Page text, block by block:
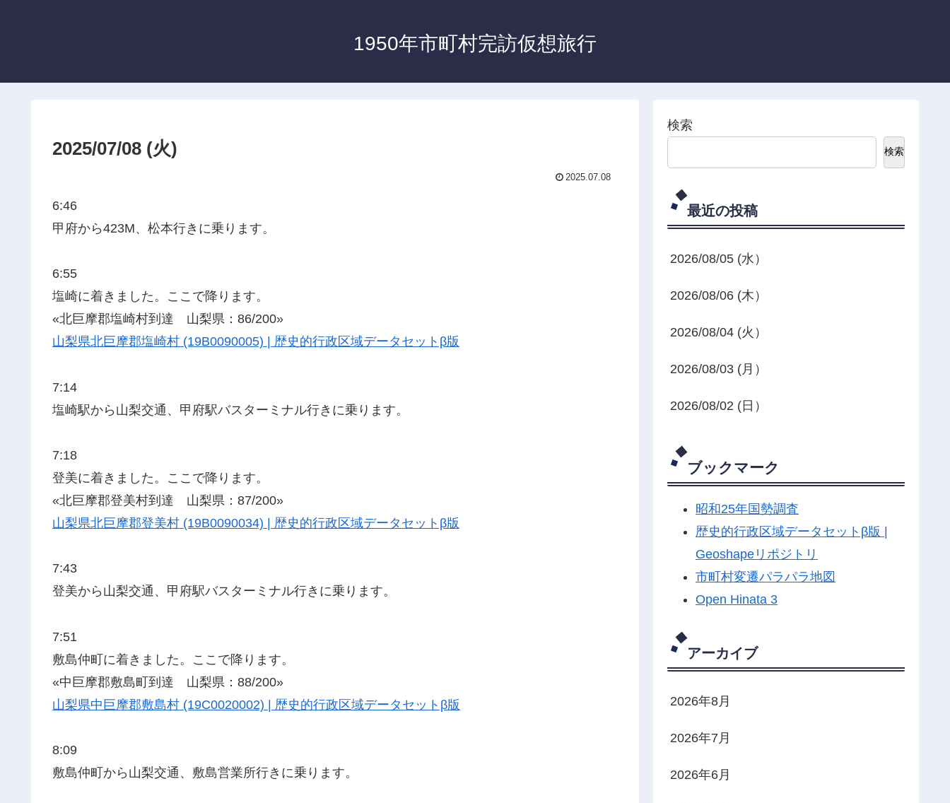
1950年市町村完訪仮想旅行
2025/07/08 (火)
2025.07.08
6:46
甲府から423M、松本行きに乗ります。
6:55
塩崎に着きました。ここで降ります。
«北巨摩郡塩崎村到達 山梨県：86/200»
山梨県北巨摩郡塩崎村 (19B0090005) | 歴史的行政区域データセットβ版
7:14
塩崎駅から山梨交通、甲府駅バスターミナル行きに乗ります。
7:18
登美に着きました。ここで降ります。
«北巨摩郡登美村到達 山梨県：87/200»
山梨県北巨摩郡登美村 (19B0090034) | 歴史的行政区域データセットβ版
7:43
登美から山梨交通、甲府駅バスターミナル行きに乗ります。
7:51
敷島仲町に着きました。ここで降ります。
«中巨摩郡敷島町到達 山梨県：88/200»
山梨県中巨摩郡敷島村 (19C0020002) | 歴史的行政区域データセットβ版
8:09
敷島仲町から山梨交通、敷島営業所行きに乗ります。
検索
検索
最近の投稿
2026/08/05 (水）
2026/08/06 (木）
2026/08/04 (火）
2026/08/03 (月）
2026/08/02 (日）
ブックマーク
昭和25年国勢調査
歴史的行政区域データセットβ版 |
Geoshapeリポジトリ
市町村変遷パラパラ地図
Open Hinata 3
アーカイブ
2026年8月
2026年7月
2026年6月